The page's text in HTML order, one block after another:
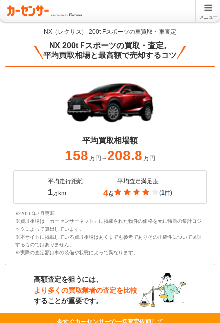
メニュー
NX（レクサス） 200t Fスポーツの車買取・車査定
NX 200t Fスポーツの買取・査定。
平均買取相場と最高額で売却するコツ
平均買取相場額
158 万円～ 208.8 万円
平均走行距離
1万km
平均査定満足度
4点 (1件)
※2026年7月更新
※買取相場は「カーセンサーネット」に掲載された物件の価格を元に独自の集計ロジ
ックによって算出しています。
※本サイトに掲載している買取相場はあくまでも参考でありその正確性について保証
するものではありません。
※実際の査定額は車の装備や状態によって異なります。
高額査定を狙うには、
より多くの買取業者の査定を比較
することが重要です。
今すぐカーセンサーで一括査定依頼して